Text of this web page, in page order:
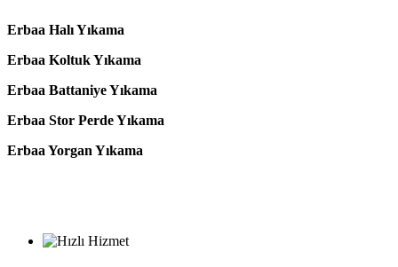
Erbaa Halı Yıkama
Erbaa Koltuk Yıkama
Erbaa Battaniye Yıkama
Erbaa Stor Perde Yıkama
Erbaa Yorgan Yıkama